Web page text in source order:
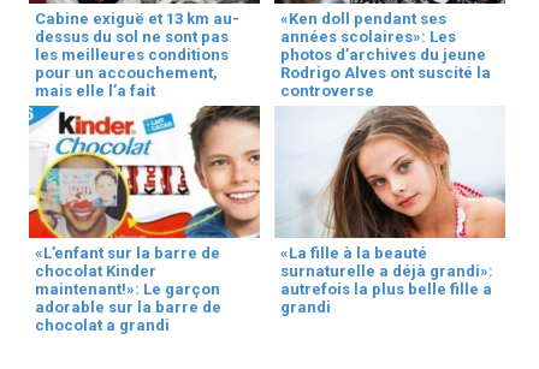
Cabine exiguë et 13 km au-
dessus du sol ne sont pas
les meilleures conditions
pour un accouchement,
mais elle l’a fait
«Ken doll pendant ses
années scolaires»: Les
photos d’archives du jeune
Rodrigo Alves ont suscité la
controverse
«L’enfant sur la barre de
chocolat Kinder
maintenant!»: Le garçon
adorable sur la barre de
chocolat a grandi
«La fille à la beauté
surnaturelle a déjà grandi»:
autrefois la plus belle fille a
grandi